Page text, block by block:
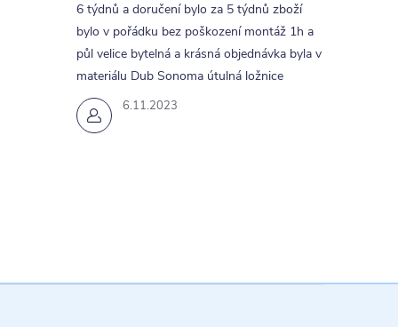
6.11.2023
6 týdnů a doručení bylo za 5 týdnů zboží
bylo v pořádku bez poškození montáž 1h a
půl velice bytelná a krásná objednávka byla v
materiálu Dub Sonoma útulná ložnice